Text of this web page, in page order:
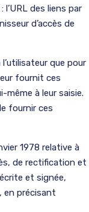
des liens par
d’accès de
que pour
fournit ces
à leur saisie.
fournir ces
1978 relative à
de rectification et
et signée,
en précisant